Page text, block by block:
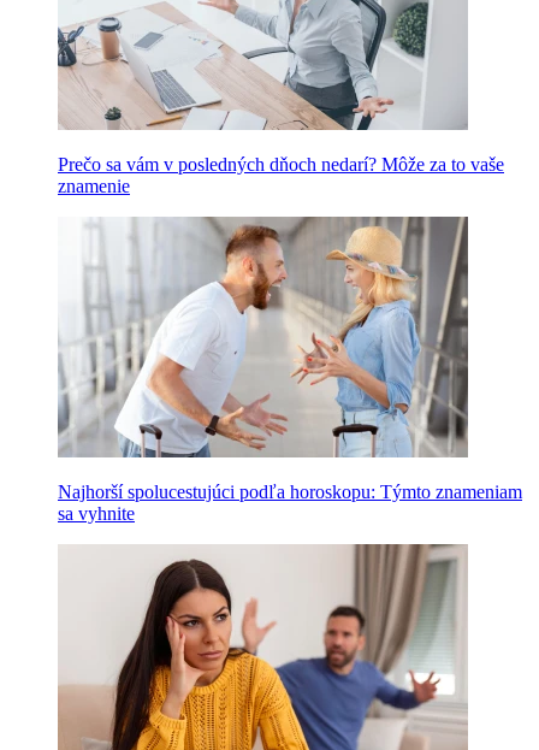
Prečo sa vám v posledných dňoch nedarí? Môže za to vaše
znamenie
Najhorší spolucestujúci podľa horoskopu: Týmto znameniam
sa vyhnite